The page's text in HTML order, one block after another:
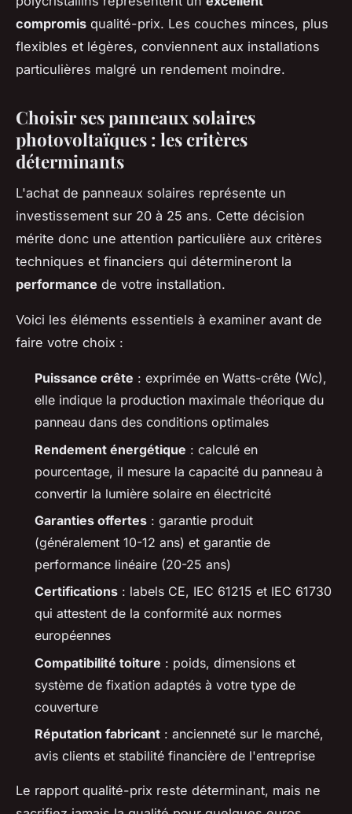
compromis qualité-prix. Les couches minces, plus
flexibles et légères, conviennent aux installations
particulières malgré un rendement moindre.
Choisir ses panneaux solaires
photovoltaïques : les critères
déterminants
L'achat de panneaux solaires représente un
investissement sur 20 à 25 ans. Cette décision
mérite donc une attention particulière aux critères
techniques et financiers qui détermineront la
performance de votre installation.
Voici les éléments essentiels à examiner avant de
faire votre choix :
Puissance crête : exprimée en Watts-crête (Wc),
elle indique la production maximale théorique du
panneau dans des conditions optimales
Rendement énergétique : calculé en
pourcentage, il mesure la capacité du panneau à
convertir la lumière solaire en électricité
Garanties offertes : garantie produit
(généralement 10-12 ans) et garantie de
performance linéaire (20-25 ans)
Certifications : labels CE, IEC 61215 et IEC 61730
qui attestent de la conformité aux normes
européennes
Compatibilité toiture : poids, dimensions et
système de fixation adaptés à votre type de
couverture
Réputation fabricant : ancienneté sur le marché,
avis clients et stabilité financière de l'entreprise
Le rapport qualité-prix reste déterminant, mais ne